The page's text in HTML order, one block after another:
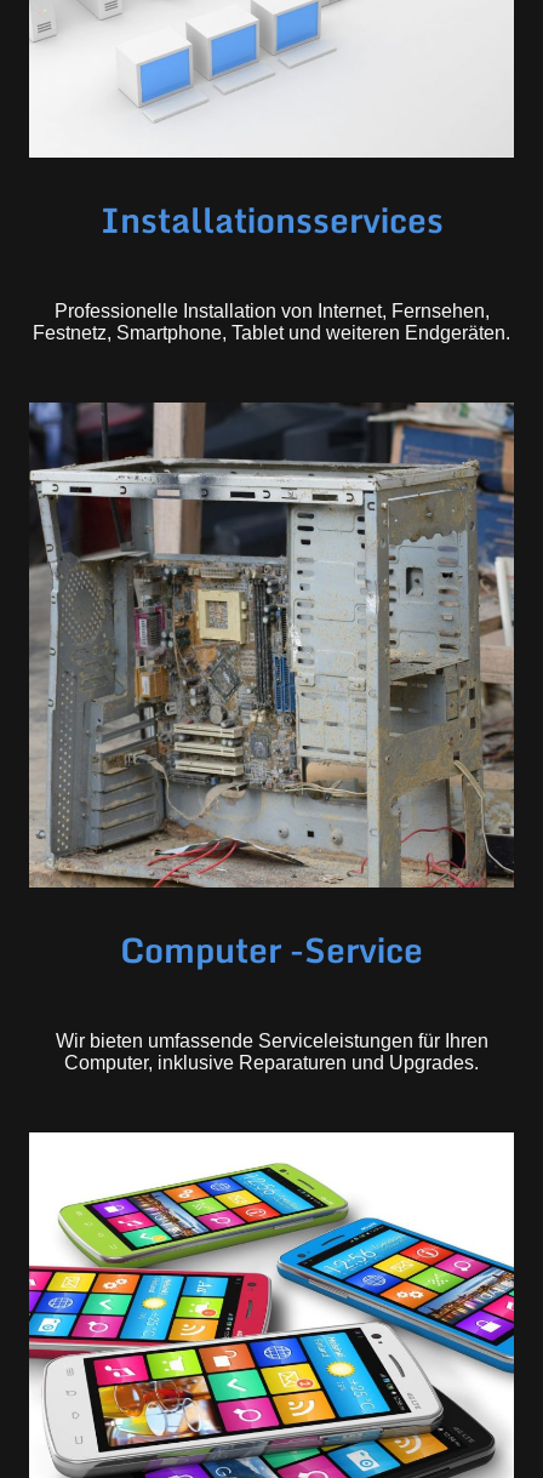
Installationsservices
Professionelle Installation von Internet, Fernsehen,
Festnetz, Smartphone, Tablet und weiteren Endgeräten.
Computer -Service
Wir bieten umfassende Serviceleistungen für Ihren
Computer, inklusive Reparaturen und Upgrades.